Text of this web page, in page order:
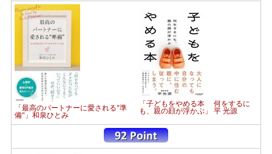
「最高のパートナーに愛される"準
備"」和泉ひとみ
「子どもをやめる本 何をするに
も、親の顔が浮かぶ」 平 光源